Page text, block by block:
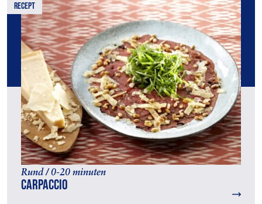
recept
Rund / 0-20 minuten
Carpaccio